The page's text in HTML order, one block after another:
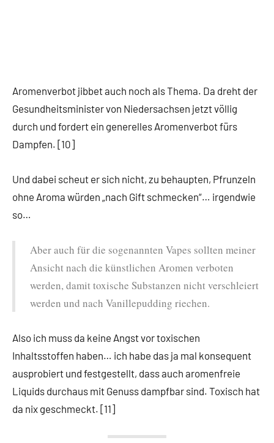
Aromenverbot jibbet auch noch als Thema. Da dreht der
Gesundheitsminister von Niedersachsen jetzt völlig
durch und fordert ein generelles Aromenverbot fürs
Dampfen. [10]
Und dabei scheut er sich nicht, zu behaupten, Pfrunzeln
ohne Aroma würden „nach Gift schmecken“… irgendwie
so…
Aber auch für die sogenannten Vapes sollten meiner
Ansicht nach die künstlichen Aromen verboten
werden, damit toxische Substanzen nicht verschleiert
werden und nach Vanillepudding riechen.
Also ich muss da keine Angst vor toxischen
Inhaltsstoffen haben… ich habe das ja mal konsequent
ausprobiert und festgestellt, dass auch aromenfreie
Liquids durchaus mit Genuss dampfbar sind. Toxisch hat
da nix geschmeckt. [11]